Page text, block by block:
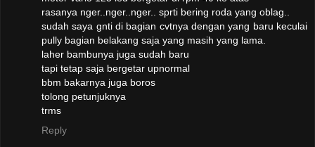
rasanya nger..nger..nger.. sprti bering roda yang oblag..
sudah saya gnti di bagian cvtnya dengan yang baru keculai
pully bagian belakang saja yang masih yang lama.
laher bambunya juga sudah baru
tapi tetap saja bergetar upnormal
bbm bakarnya juga boros
tolong petunjuknya
trms
Reply